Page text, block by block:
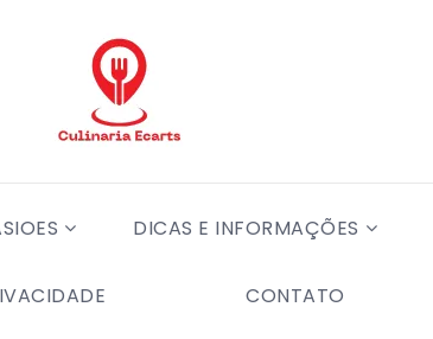
DICAS E INFORMAÇÕES
CONTATO